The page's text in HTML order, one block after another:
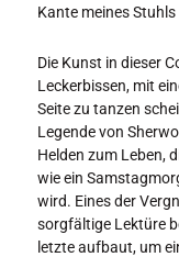
Kante meines Stuhls
Die Kunst in dieser
Leckerbissen, mit
Seite zu tanzen
Legende von
Helden zum Leben,
wie ein
wird. Eines der
sorgfältige Lektüre
letzte aufbaut, um